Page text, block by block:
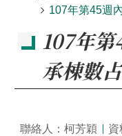
107年第45週
107年
承棟數
聯絡人：柯芳穎 資